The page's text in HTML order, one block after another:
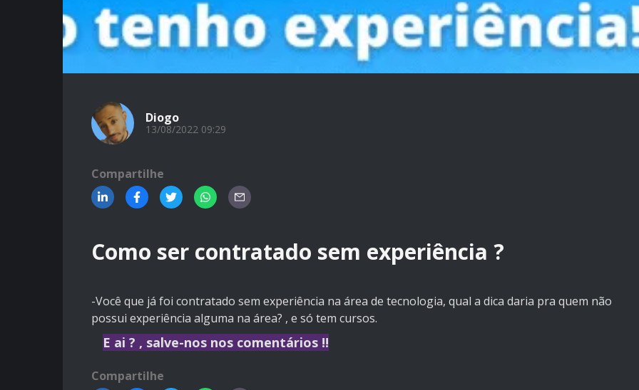
Diogo
13/08/2022 09:29
Compartilhe
Como ser contratado sem experiência ?
-Você que já foi contratado sem experiência na área de tecnologia, qual a dica daria pra quem não
possui experiência alguma na área? , e só tem cursos.
E ai ? , salve-nos nos comentários !!
Compartilhe